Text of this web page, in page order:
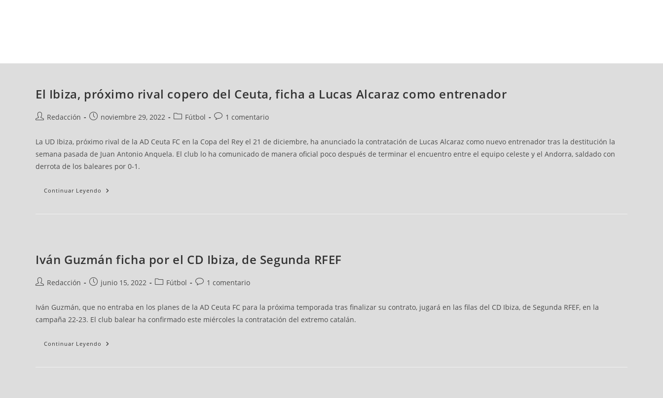
El Ibiza, próximo rival copero del Ceuta, ficha a Lucas Alcaraz como entrenador
Redacción noviembre 29, 2022 Fútbol 1 comentario
La UD Ibiza, próximo rival de la AD Ceuta FC en la Copa del Rey el 21 de diciembre, ha anunciado la contratación de Lucas Alcaraz como nuevo entrenador tras la destitución la
semana pasada de Juan Antonio Anquela. El club lo ha comunicado de manera oficial poco después de terminar el encuentro entre el equipo celeste y el Andorra, saldado con
derrota de los baleares por 0-1.
Continuar Leyendo
Iván Guzmán ficha por el CD Ibiza, de Segunda RFEF
Redacción junio 15, 2022 Fútbol 1 comentario
Iván Guzmán, que no entraba en los planes de la AD Ceuta FC para la próxima temporada tras finalizar su contrato, jugará en las filas del CD Ibiza, de Segunda RFEF, en la
campaña 22-23. El club balear ha confirmado este miércoles la contratación del extremo catalán.
Continuar Leyendo